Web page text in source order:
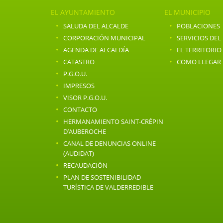
EL AYUNTAMIENTO
· SALUDA DEL ALCALDE
· CORPORACIÓN MUNICIPAL
· AGENDA DE ALCALDÍA
· CATASTRO
· P.G.O.U.
· IMPRESOS
· VISOR P.G.O.U.
· CONTACTO
·
HERMANAMIENTO SAINT-CRÉPIN
D’AUBEROCHE
· CANAL DE DENUNCIAS ONLINE
(AUDIDAT)
· RECAUDACIÓN
·
PLAN DE SOSTENIBILIDAD
TURÍSTICA DE VALDERREDIBLE
EL MUNICIPIO
· POBLACIONES
· SERVICIOS
· EL TERRITORIO
· COMO LLEGAR